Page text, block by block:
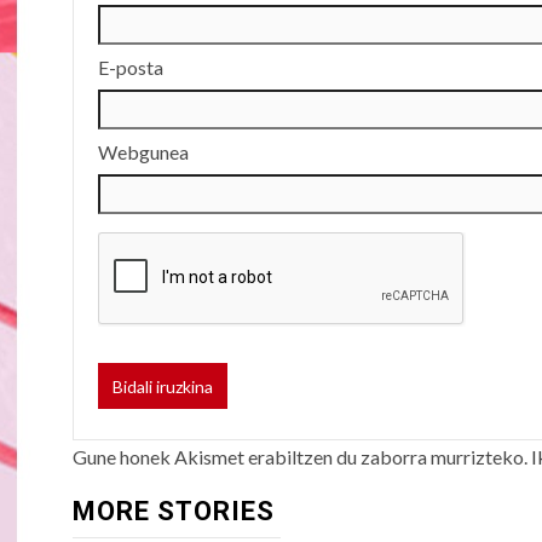
E-posta
Webgunea
Gune honek Akismet erabiltzen du zaborra murrizteko.
MORE STORIES